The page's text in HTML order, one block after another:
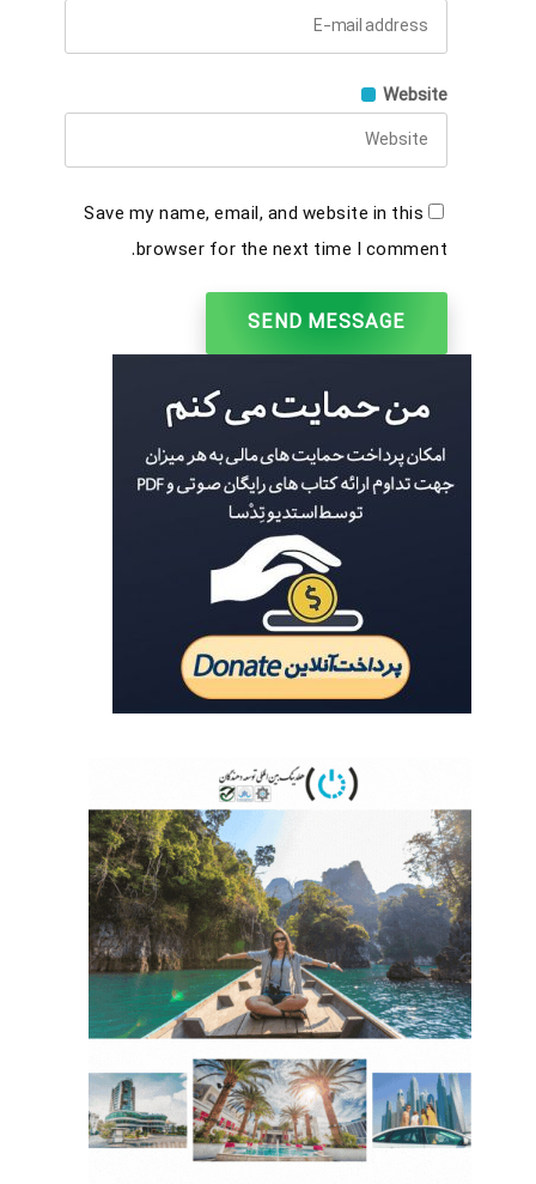
Website
Save my name, email, and website in this
browser for the next time I comment.